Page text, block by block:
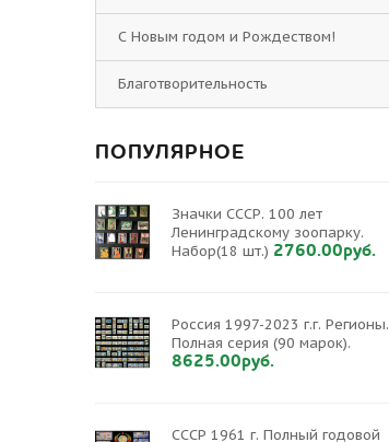
С Новым годом и Рождеством!
Благотворительность
ПОПУЛЯРНОЕ
Значки СССР. 100 лет
Ленинградскому зоопарку.
Набор(18 шт.) 2760.00руб.
Россия 1997-2023 г.г. Регионы.
Полная серия (90 марок).
8625.00руб.
СССР 1961 г. Полный годовой